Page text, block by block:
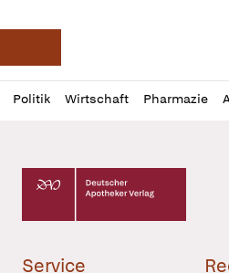
Deutsche Apotheker
Politik Wirtschaft Pharmazie
Profil
öffnen
Daz
Pur
Deutscher Apotheker Verlag
Service